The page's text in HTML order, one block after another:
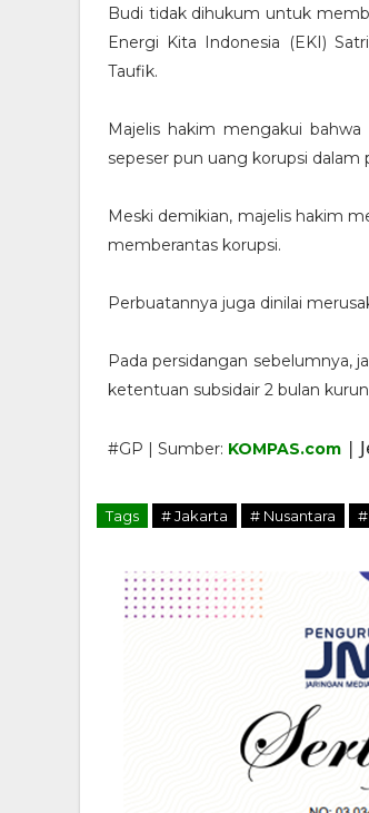
Budi tidak dihukum untuk
Energi Kita Indonesia (EKI)
Taufik.
Majelis hakim mengakui
sepeser pun uang korupsi dalam
Meski demikian, majelis hakim
memberantas korupsi.
Perbuatannya juga dinilai
Pada persidangan sebelumnya,
ketentuan subsidair 2 bulan
#GP | Sumber: KOMPAS.com |
Tags # Jakarta # Nusantara